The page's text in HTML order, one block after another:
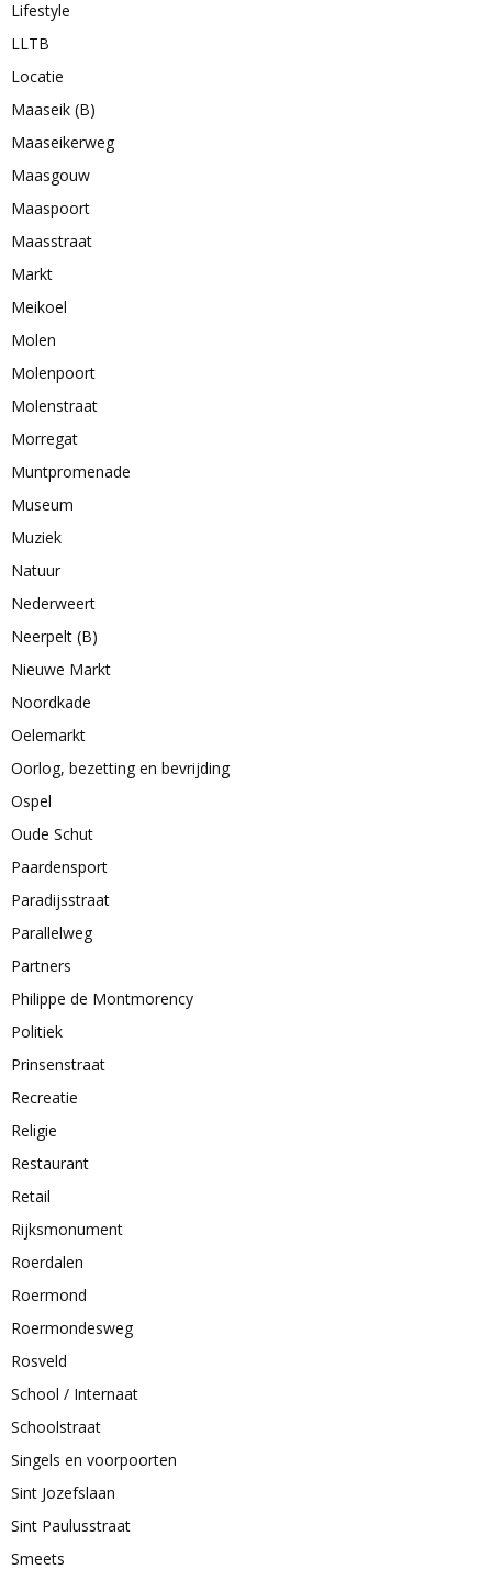
Lifestyle
LLTB
Locatie
Maaseik (B)
Maaseikerweg
Maasgouw
Maaspoort
Maasstraat
Markt
Meikoel
Molen
Molenpoort
Molenstraat
Morregat
Muntpromenade
Museum
Muziek
Natuur
Nederweert
Neerpelt (B)
Nieuwe Markt
Noordkade
Oelemarkt
Oorlog, bezetting en bevrijding
Ospel
Oude Schut
Paardensport
Paradijsstraat
Parallelweg
Partners
Philippe de Montmorency
Politiek
Prinsenstraat
Recreatie
Religie
Restaurant
Retail
Rijksmonument
Roerdalen
Roermond
Roermondesweg
Rosveld
School / Internaat
Schoolstraat
Singels en voorpoorten
Sint Jozefslaan
Sint Paulusstraat
Smeets